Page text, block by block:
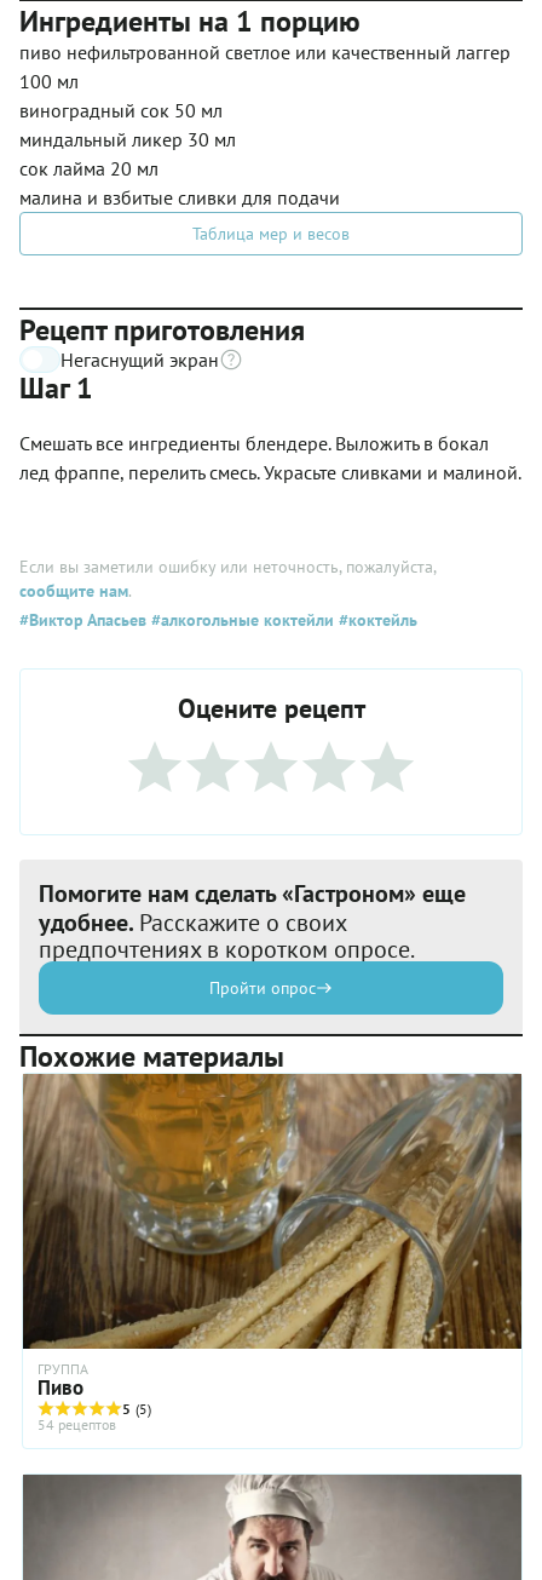
Ингредиенты на 1 порцию
пиво нефильтрованной светлое или качественный лаггер
100 мл
виноградный сок 50 мл
миндальный ликер 30 мл
сок лайма 20 мл
малина и взбитые сливки для подачи
Таблица мер и весов
Рецепт приготовления
Негаснущий экран
Шаг 1
Смешать все ингредиенты блендере. Выложить в бокал
лед фраппе, перелить смесь. Украсьте сливками и малиной.
Если вы заметили ошибку или неточность, пожалуйста,
сообщите нам.
#Виктор Апасьев #алкогольные коктейли #коктейль
Оцените рецепт
Помогите нам сделать «Гастроном» еще
удобнее. Расскажите о своих
предпочтениях в коротком опросе.
Пройти опрос
Похожие материалы
ГРУППА
Пиво
5 (5)
54 рецептов